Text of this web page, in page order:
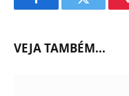
FacebookTwitter
VEJA TAMBÉM...